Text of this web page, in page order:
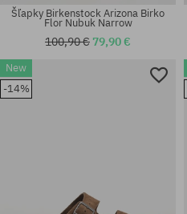
Dostupné veľkosti:
36; 40
Šľapky Birkenstock Arizona Birko
Flor Nubuk Narrow
100,90 € 79,90 €
New
-14%